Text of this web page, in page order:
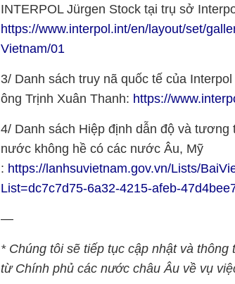
INTERPOL Jürgen Stock tại trụ sở
https://www.interpol.int/en/layout/set/
Vietnam/01
3/ Danh sách truy nã quốc tế của
ông Trịnh Xuân Thanh: https://
4/ Danh sách Hiệp định dẫn độ và
nước không hề có các nước Âu, Mỹ
: https://lanhsuvietnam.gov.vn/Lists/
List=dc7c7d75-6a32-4215-afeb-
—
* Chúng tôi sẽ tiếp tục cập nhật và
từ Chính phủ các nước châu Âu về vụ